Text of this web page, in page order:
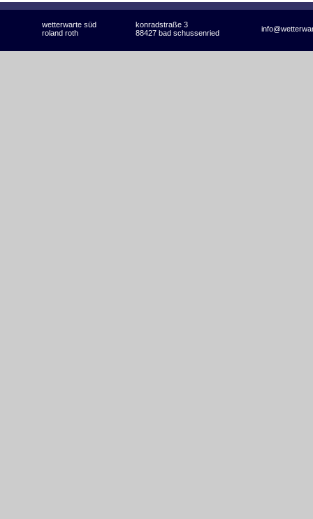
wetterwarte süd konradstraße 3
roland roth 88427 bad schussenried